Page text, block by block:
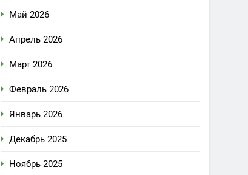
Май 2026
Апрель 2026
Март 2026
Февраль 2026
Январь 2026
Декабрь 2025
Ноябрь 2025